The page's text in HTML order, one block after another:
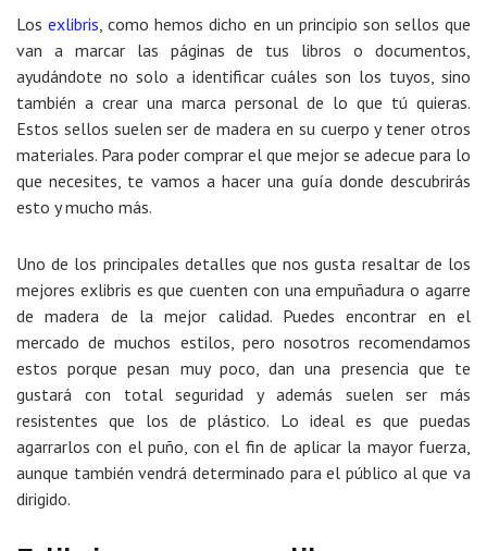
Losexlibris , como hemos dicho en un principio son sellos que
van a marcar las páginas de tus libros o documentos,
ayudándote no solo a identificar cuáles son los tuyos, sino
también a crear una marca personal de lo que tú quieras.
Estos sellos suelen ser de madera en su cuerpo y tener otros
materiales. Para poder comprar el que mejor se adecue para lo
que necesites, te vamos a hacer una guía donde descubrirás
esto y mucho más.
Uno de los principales detalles que nos gusta resaltar de los
mejores exlibris es que cuenten con una empuñadura o agarre
de madera de la mejor calidad. Puedes encontrar en el
mercado de muchos estilos, pero nosotros recomendamos
estos porque pesan muy poco, dan una presencia que te
gustará con total seguridad y además suelen ser más
resistentes que los de plástico. Lo ideal es que puedas
agarrarlos con el puño, con el fin de aplicar la mayor fuerza,
aunque también vendrá determinado para el público al que va
dirigido.